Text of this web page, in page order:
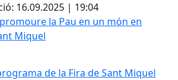
16.09.2025 | 19:04
la Pau en un món en guerra”
de la Fira de Sant Miquel